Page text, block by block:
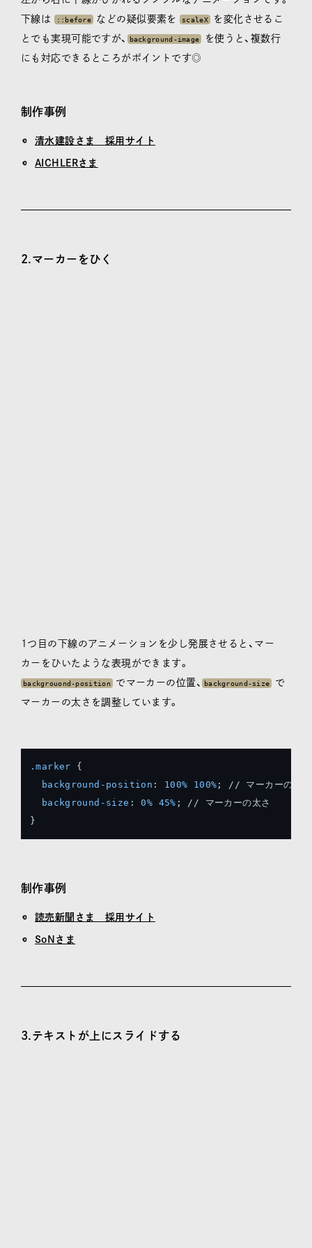
下線は
::before などの疑似要素を scaleX を変化させるこ
とでも実現可能ですが、
background-image
を使うと、複数行
にも対応できるところがポイントです◎
制作事例
清水建設さま 採用サイト
AICHLERさま
2.マーカーをひく
1つ目の下線のアニメーションを少し発展させると、マー
カーをひいたような表現ができます。
backgrouond-position でマーカーの位置、 background-size
で
マーカーの太さを調整しています。
.marker {
background-position : 100% 100% ; // マーカーの位置
background-size : 0% 45% ; // マーカーの太さ
}
制作事例
読売新聞さま 採用サイト
SoNさま
3.テキストが上にスライドする